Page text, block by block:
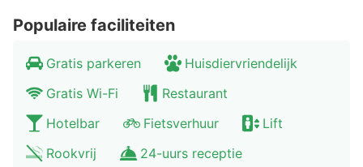
Populaire faciliteiten
Gratis parkeren
Huisdiervriendelijk
Gratis Wi-Fi
Restaurant
Hotelbar
Fietsverhuur
Lift
Rookvrij
24-uurs receptie